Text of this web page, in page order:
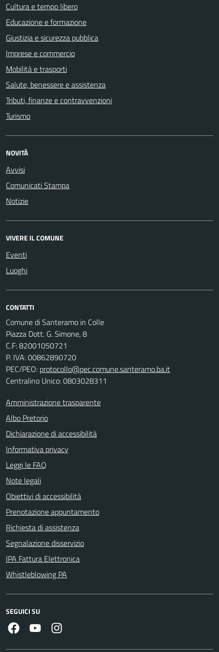
Cultura e tempo libero
Educazione e formazione
Giustizia e sicurezza pubblica
Imprese e commercio
Mobilità e trasporti
Salute, benessere e assistenza
Tributi, finanze e contravvenzioni
Turismo
NOVITÀ
Avvisi
Comunicati Stampa
Notizie
VIVERE IL COMUNE
Eventi
Luoghi
CONTATTI
Comune di Santeramo in Colle
Piazza Dott. G. Simone, 8
C.F:82001050721
P. IVA:00862890720
PEC/PEO: protocollo@pec.comune.santeramo.ba.it
Centralino Unico: 0803028311
Amministrazione trasparente
Albo Pretorio
Dichiarazione di accessibilità
Informativa privacy
Leggi le FAQ
Note legali
Obiettivi di accessibilità
Prenotazione appuntamento
Richiesta di assistenza
Segnalazione disservizio
IPA Fattura Elettronica
Whistleblowing PA
SEGUICI SU
FacebookYoutube